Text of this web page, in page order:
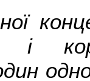
і